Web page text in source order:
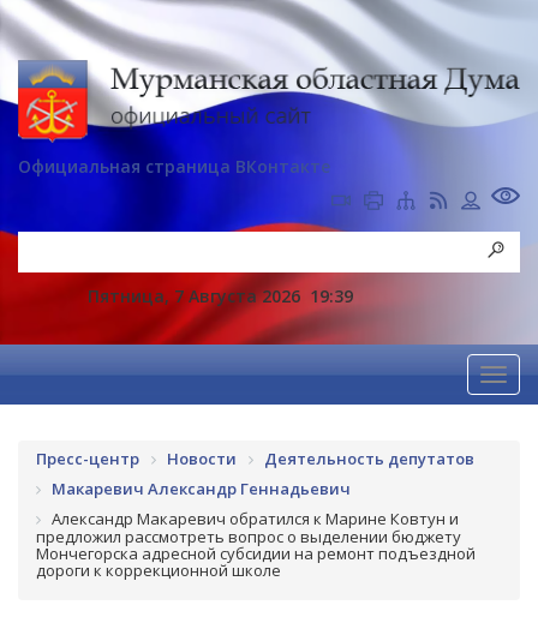
Официальная страница ВКонтакте
Пятница, 7 Августа 2026 19:39
Пресс-центр Новости
Деятельность депутатов
Макаревич Александр Геннадьевич
Александр Макаревич обратился к Марине Ковтун и
предложил рассмотреть вопрос о выделении бюджету
Мончегорска адресной субсидии на ремонт подъездной
дороги к коррекционной школе